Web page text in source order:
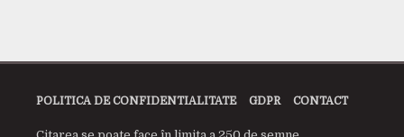
POLITICA DE CONFIDENTIALITATE GDPR CONTACT